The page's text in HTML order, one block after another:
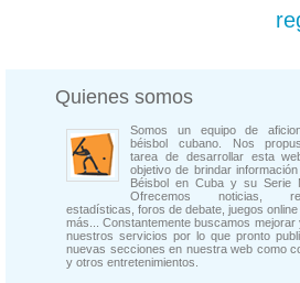
Quienes somos
Somos un equipo de
béisbol cubano. Nos
tarea de desarrollar esta
objetivo de brindar
Béisbol en Cuba y su Serie
Ofrecemos noticias,
estadísticas, foros de debate, juegos
más... Constantemente buscamos mejorar
nuestros servicios por lo que pronto
nuevas secciones en nuestra web como
y otros entretenimientos.